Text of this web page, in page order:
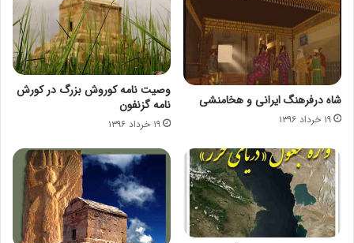
شاه درفرهنگ ایرانی و هخامنشی
۱۹ خرداد ۱۳۹۶
وصیت نامه کوروش بزرگ در کورش
نامه گزنفون
۱۹ خرداد ۱۳۹۶